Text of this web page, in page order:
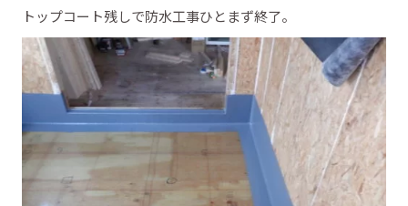
トップコート残しで防水工事ひとまず終了。